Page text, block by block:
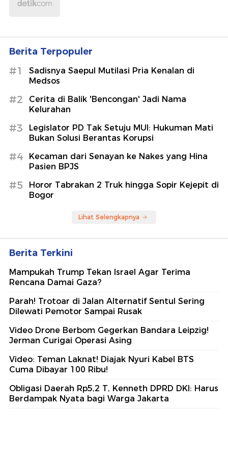
Berita Terpopuler
#1
Sadisnya Saepul Mutilasi Pria Kenalan di
Medsos
#2
Cerita di Balik 'Bencongan' Jadi Nama
Kelurahan
#3
Legislator PD Tak Setuju MUI: Hukuman Mati
Bukan Solusi Berantas Korupsi
#4
Kecaman dari Senayan ke Nakes yang Hina
Pasien BPJS
#5
Horor Tabrakan 2 Truk hingga Sopir Kejepit di
Bogor
Lihat Selengkapnya
Berita Terkini
Mampukah Trump Tekan Israel Agar Terima
Rencana Damai Gaza?
Parah! Trotoar di Jalan Alternatif Sentul Sering
Dilewati Pemotor Sampai Rusak
Video Drone Berbom Gegerkan Bandara Leipzig!
Jerman Curigai Operasi Asing
Video: Teman Laknat! Diajak Nyuri Kabel BTS
Cuma Dibayar 100 Ribu!
Obligasi Daerah Rp5,2 T, Kenneth DPRD DKI: Harus
Berdampak Nyata bagi Warga Jakarta